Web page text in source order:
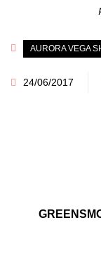
AURORA VEGA
24/06/2017